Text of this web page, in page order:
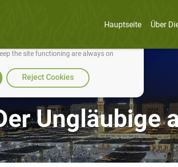
you and so we can continually improve it.
the site functioning are always on
Reject Cookies
Hauptseite Über
Ungläubige